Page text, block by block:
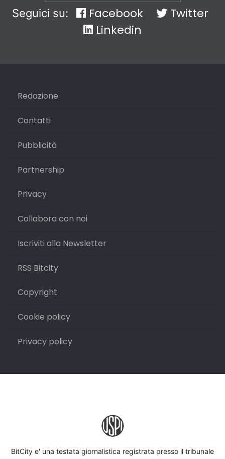
Seguici su: Facebook
Twitter
Linkedin
Redazione
Contatti
Pubblicità
Partnership
Privacy
Collabora con noi
Iscriviti alla Newsletter
RSS Bitcity
Copyright
Cookie policy
Privacy policy
BitCity e' una testata giornalistica registrata presso il tribunale